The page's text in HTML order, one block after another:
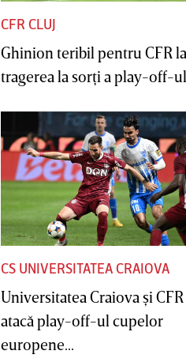
CFR CLUJ
Ghinion teribil pentru CFR la
tragerea la sorţi a play-off-
CS UNIVERSITATEA CRAIOVA
Universitatea Craiova şi
atacă play-off-ul cupelor
europene...